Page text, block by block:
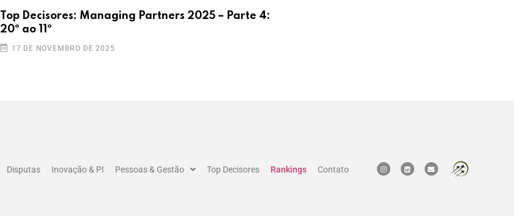
Top Decisores: Managing Partners 2025 – Parte 4:
20º ao 11º
17 DE NOVEMBRO DE 2025
Disputas Inovação & PI Pessoas & Gestão Top Decisores Rankings Contato